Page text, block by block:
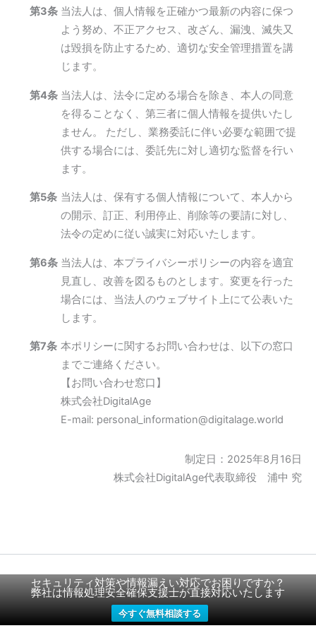
第3条 当法人は、個人情報を正確かつ最新の内容に保つ
よう努め、不正アクセス、改ざん、漏洩、滅失又
は毀損を防止するため、適切な安全管理措置を講
じます。
第4条 当法人は、法令に定める場合を除き、本人の同意
を得ることなく、第三者に個人情報を提供いたし
ません。 ただし、業務委託に伴い必要な範囲で提
供する場合には、委託先に対し適切な監督を行い
ます。
第5条 当法人は、保有する個人情報について、本人から
の開示、訂正、利用停止、削除等の要請に対し、
法令の定めに従い誠実に対応いたします。
第6条 当法人は、本プライバシーポリシーの内容を適宜
見直し、改善を図るものとします。変更を行った
場合には、当法人のウェブサイト上にて公表いた
します。
第7条 本ポリシーに関するお問い合わせは、以下の窓口
までご連絡ください。
【お問い合わせ窓口】
株式会社DigitalAge
E-mail: personal_information@digitalage.world
制定日：2025年8月16日
株式会社DigitalAge代表取締役 浦中 究
Copyright © 2026 株式会社DigitalAge
セキュリティ対策や情報漏えい対応でお困りですか？
弊社は情報処理安全確保支援士が直接対応いたします
今すぐ無料相談する